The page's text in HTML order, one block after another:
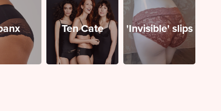
Ten Cate 'Invisible' slips